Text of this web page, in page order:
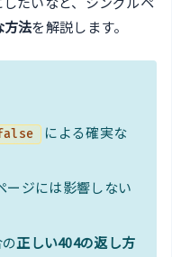
方法を解説します。
による確実な
ージには影響しない
正しい404の返し方